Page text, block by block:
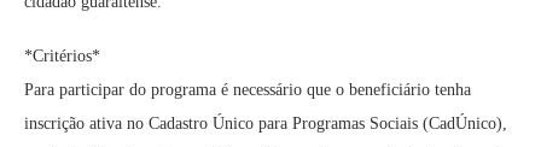
*Critérios*
Para participar do programa é necessário que o beneficiário tenha
inscrição ativa no Cadastro Único para Programas Sociais (CadÚnico),